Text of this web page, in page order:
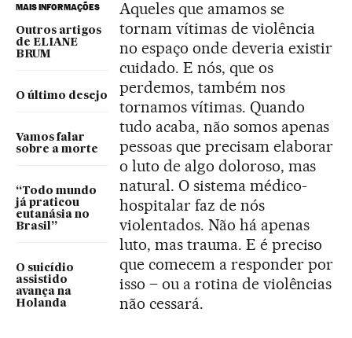
MAIS INFORMAÇÕES
Outros artigos
de ELIANE
BRUM
O último desejo
Vamos falar
sobre a morte
“Todo mundo
já praticou
eutanásia no
Brasil”
O suicídio
assistido
avança na
Holanda
Aqueles que amamos se
tornam vítimas de violência
no espaço onde deveria existir
cuidado. E nós, que os
perdemos, também nos
tornamos vítimas. Quando
tudo acaba, não somos apenas
pessoas que precisam elaborar
o luto de algo doloroso, mas
natural. O sistema médico-
hospitalar faz de nós
violentados. Não há apenas
luto, mas trauma. E é preciso
que comecem a responder por
isso – ou a rotina de violências
não cessará.